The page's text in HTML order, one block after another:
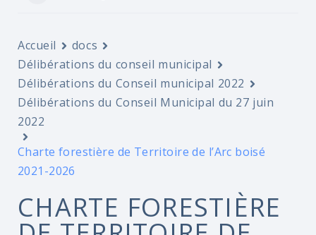
Accueil
docs
Délibérations du conseil municipal
Délibérations du Conseil municipal 2022
Délibérations du Conseil Municipal du 27 juin
2022
Charte forestière de Territoire de l’Arc boisé
2021-2026
CHARTE FORESTIÈRE